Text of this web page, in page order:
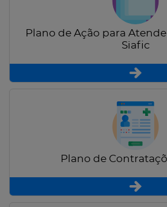
Plano de Ação para
Siafic
Plano de